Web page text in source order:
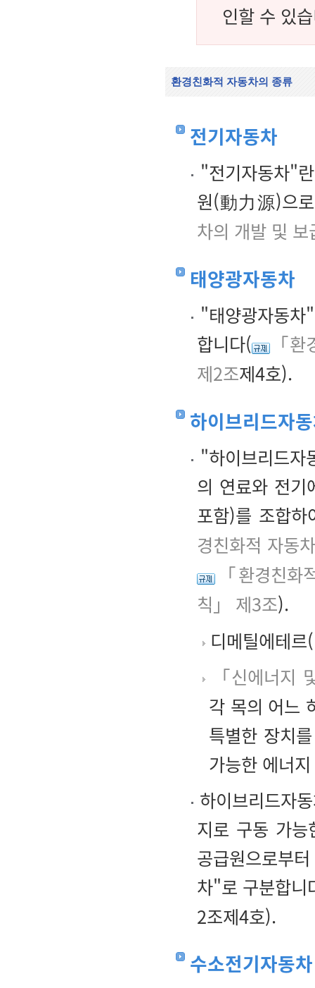
인할 수 있
환경친화적 자동차의 종류
전기자동차
"전기자동차"
원(動力源)으
차의 개발 및
태양광자동차
"태양광자동
합니다(
「
제2조제4호).
하이브리드자
"하이브리드자
의 연료와 전기
포함)를 조합
경친화적 자동
「환경친
칙」 제3조).
디메틸에테
「신에너지
각 목의 어느
특별한 장치
가능한 에너지
하이브리드자
지로 구동 가
공급원으로부
차"로 구분합니
2조제4호).
수소전기자동차